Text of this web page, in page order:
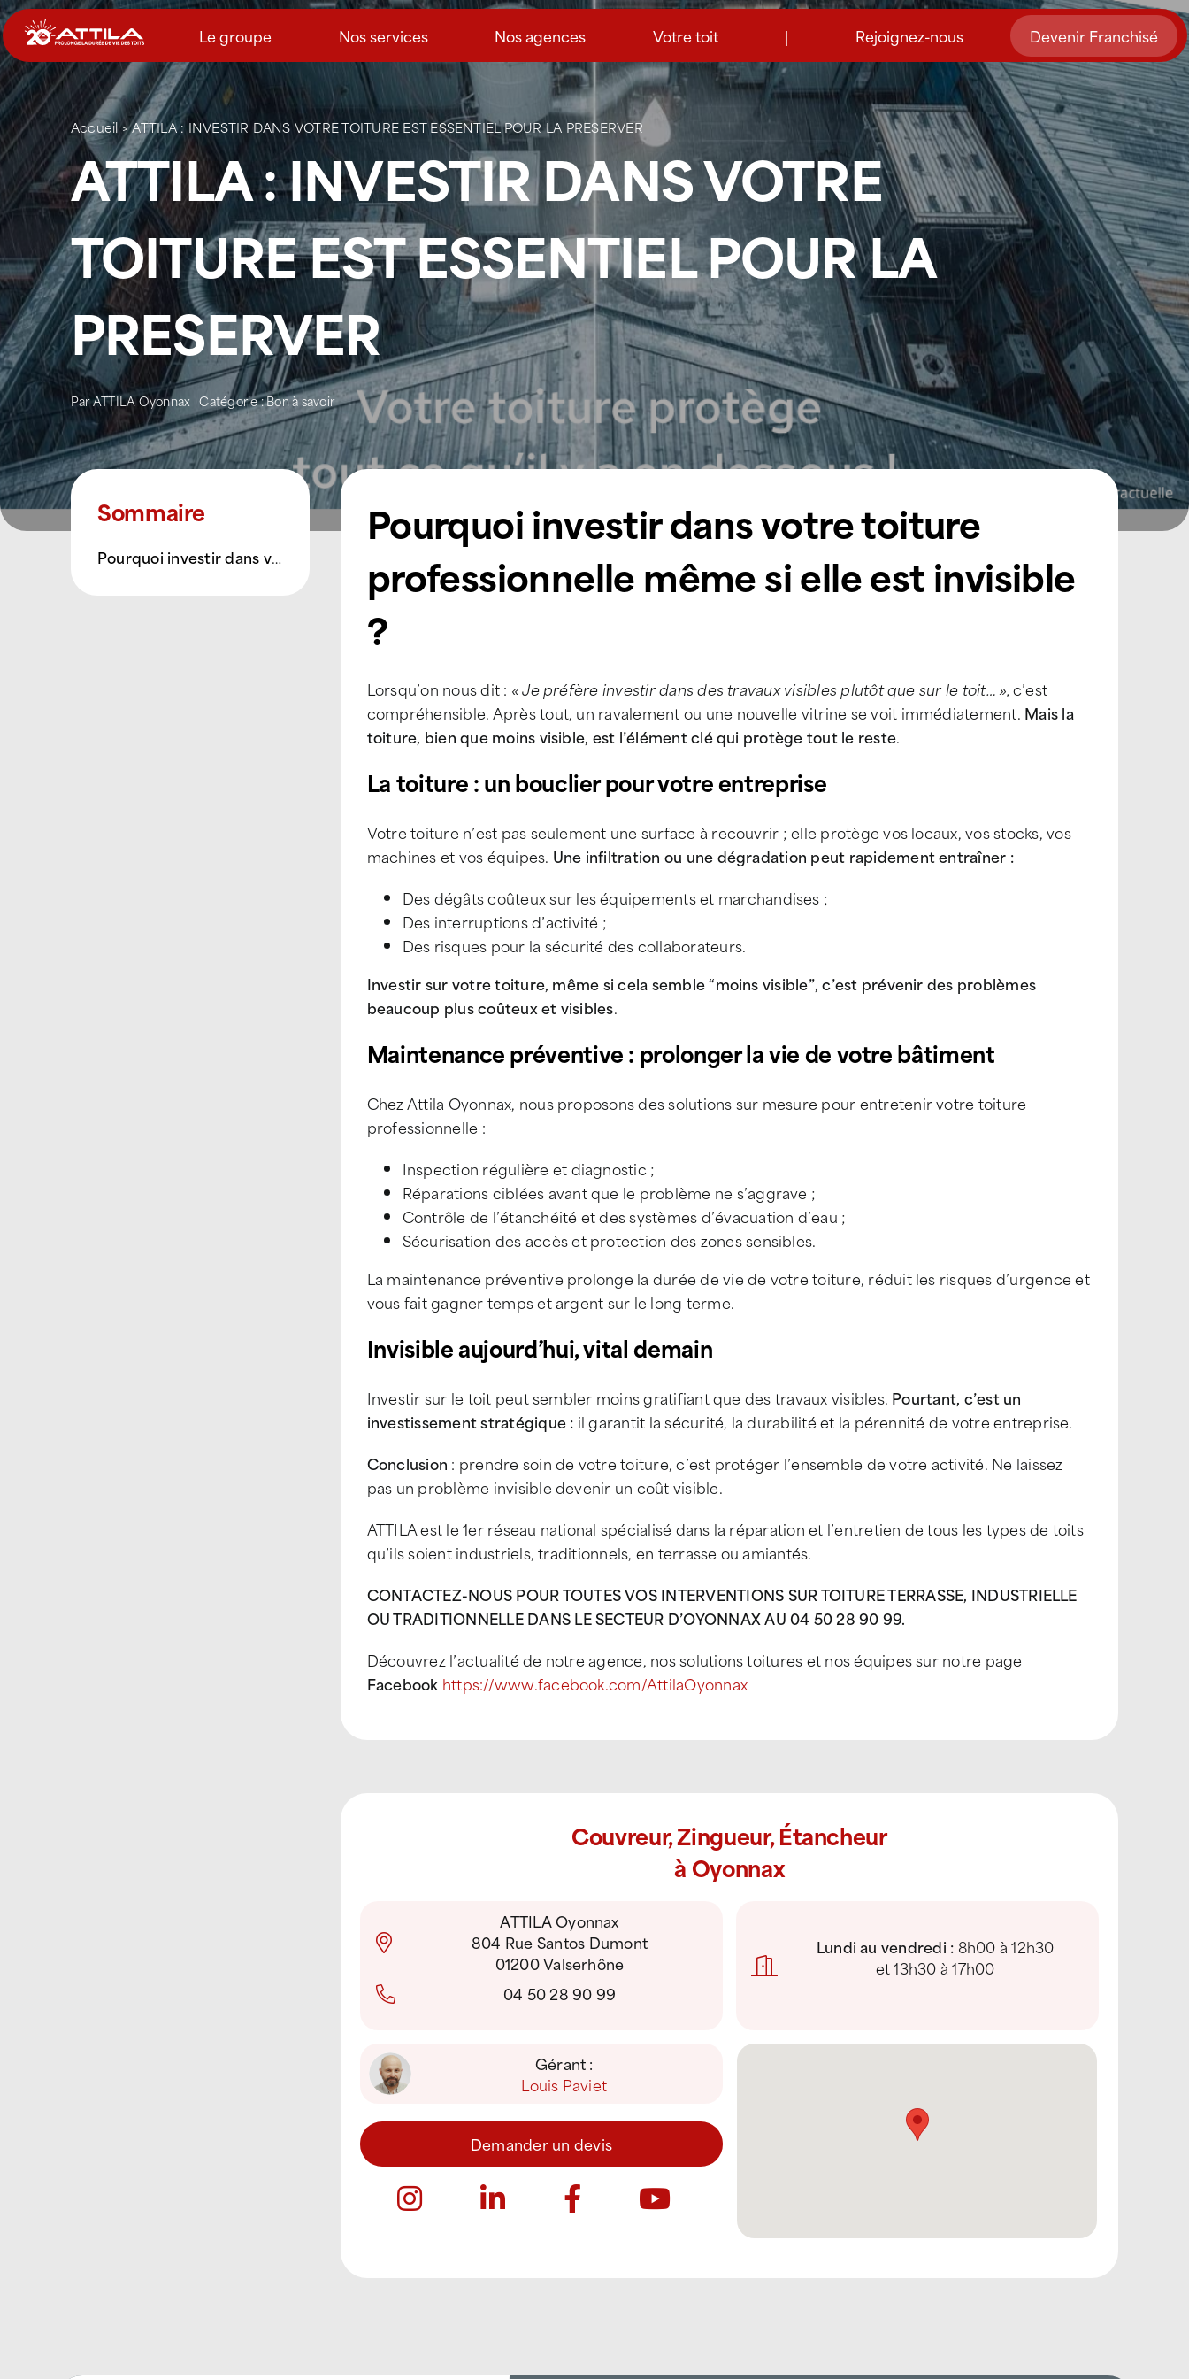
Passer
au
contenu
Le groupe Nos services Nos agences Votre toit | Rejoignez-nous Devenir Franchisé
Accueil>ATTILA : INVESTIR DANS VOTRE TOITURE EST ESSENTIEL POUR LA PRESERVER
ATTILA : INVESTIR DANS VOTRE
TOITURE EST ESSENTIEL POUR LA
PRESERVER
ParATTILA Oyonnax Catégorie :Bon à savoir
Sommaire
Pourquoi investir dans votre toiture professionnelle même si elle est invisible ?
Pourquoi investir dans votre toiture
professionnelle même si elle est invisible
?
Lorsqu’on nous dit : « Je préfère investir dans des travaux visibles plutôt que sur le toit… »,c’est
compréhensible. Après tout, un ravalement ou une nouvelle vitrine se voit immédiatement. Mais la
toiture, bien que moins visible, est l’élément clé qui protège tout le reste.
La toiture : un bouclier pour votre entreprise
Votre toiture n’est pas seulement une surface à recouvrir ; elle protège vos locaux, vos stocks, vos
machines et vos équipes. Une infiltration ou une dégradation peut rapidement entraîner :
Des dégâts coûteux sur les équipements et marchandises ;
Des interruptions d’activité ;
Des risques pour la sécurité des collaborateurs.
Investir sur votre toiture, même si cela semble “moins visible”, c’est prévenir des problèmes
beaucoup plus coûteux et visibles.
Maintenance préventive : prolonger la vie de votre bâtiment
Chez Attila Oyonnax, nous proposons des solutions sur mesure pour entretenir votre toiture
professionnelle :
Inspection régulière et diagnostic ;
Réparations ciblées avant que le problème ne s’aggrave ;
Contrôle de l’étanchéité et des systèmes d’évacuation d’eau ;
Sécurisation des accès et protection des zones sensibles.
La maintenance préventive prolonge la durée de vie de votre toiture, réduit les risques d’urgence et
vous fait gagner temps et argent sur le long terme.
Invisible aujourd’hui, vital demain
Investir sur le toit peut sembler moins gratifiant que des travaux visibles. Pourtant, c’est un
investissement stratégique : il garantit la sécurité, la durabilité et la pérennité de votre entreprise.
Conclusion : prendre soin de votre toiture, c’est protéger l’ensemble de votre activité. Ne laissez
pas un problème invisible devenir un coût visible.
ATTILA est le 1er réseau national spécialisé dans la réparation et l’entretien de tous les types de toits
qu’ils soient industriels, traditionnels, en terrasse ou amiantés.
CONTACTEZ-NOUS POUR TOUTES VOS INTERVENTIONS SUR TOITURE TERRASSE, INDUSTRIELLE
OU TRADITIONNELLE DANS LE SECTEUR D’OYONNAX AU 04 50 28 90 99.
Découvrez l’actualité de notre agence, nos solutions toitures et nos équipes sur notre page
Facebook https://www.facebook.com/AttilaOyonnax
Couvreur, Zingueur, Étancheur
à Oyonnax
ATTILA Oyonnax
804 Rue Santos Dumont
01200 Valserhône
04 50 28 90 99
Lundi au vendredi : 8h00 à 12h30
et 13h30 à 17h00
Gérant :
Louis Paviet
Demander un devis